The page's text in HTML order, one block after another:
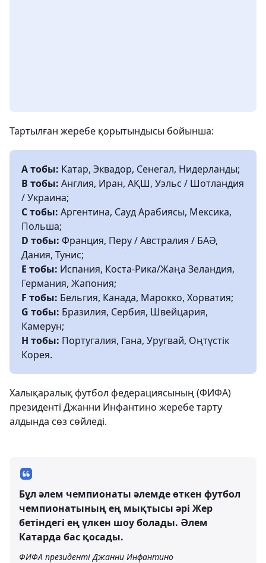
Тартылған жеребе қорытындысы бойынша:
А тобы: Катар, Эквадор, Сенегал, Нидерланды;
B тобы: Англия, Иран, АҚШ, Уэльс / Шотландия
/ Украина;
С тобы: Аргентина, Сауд Арабиясы, Мексика,
Польша;
D тобы: Франция, Перу / Австралия / БАӘ,
Дания, Тунис;
E тобы: Испания, Коста-Рика/Жаңа Зеландия,
Германия, Жапония;
F тобы: Бельгия, Канада, Марокко, Хорватия;
G тобы: Бразилия, Сербия, Швейцария,
Камерун;
H тобы: Португалия, Гана, Уругвай, Оңтүстік
Корея.
Халықаралық футбол федерациясының (ФИФА)
президенті Джанни Инфантино жеребе тарту
алдында сөз сөйледі.
Бұл әлем чемпионаты әлемде өткен футбол
чемпионатының ең мықтысы әрі Жер
бетіндегі ең үлкен шоу болады. Әлем
Катарда бас қосады.
ФИФА президенті Джанни Инфантино